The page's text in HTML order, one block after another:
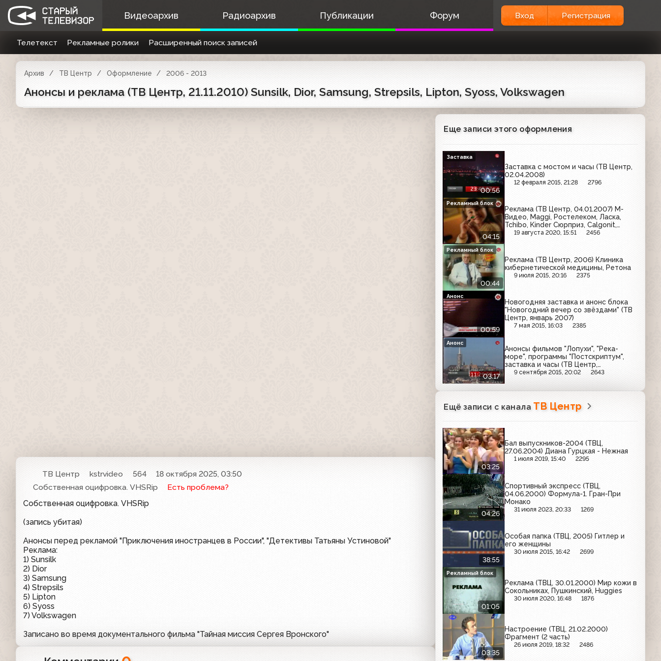
Видеоархив Радиоархив Публикации Форум Вход Регистрация
Телетекст Рекламные ролики Расширенный поиск записей
Архив ТВ Центр Оформление 2006 - 2013
Анонсы и реклама (ТВ Центр, 21.11.2010) Sunsilk, Dior, Samsung, Strepsils, Lipton, Syoss, Volkswagen
ТВ Центр kstrvideo 564
18 октября 2025, 03:50
Собственная оцифровка. VHSRip
Есть проблема?
Собственная оцифровка. VHSRip
(запись убитая)
Анонсы перед рекламой "Приключения иностранцев в России", "Детективы Татьяны Устиновой"
Реклама:
1) Sunsilk
2) Dior
3) Samsung
4) Strepsils
5) Lipton
6) Syoss
7) Volkswagen
Записано во время документального фильма "Тайная миссия Сергея Вронского"
Еще записи этого оформления
00:56
Заставка с мостом и часы (ТВ Центр,
02.04.2008)
12 февраля 2015, 21:28 2796
Заставка
04:15
Реклама (ТВ Центр, 04.01.2007) М-
Видео, Maggi, Ростелеком, Ласка,
Tchibo, Kinder Сюрприз, Calgonit,
Maybelline, Domestos, Импаза, Наши
19 августа 2020, 15:51 2456
Рекламный блок
00:44
Реклама (ТВ Центр, 2006) Клиника
кибернетической медицины, Ретона
9 июля 2015, 20:16 2375
Рекламный блок
00:59
Новогодняя заставка и анонс блока
"Новогодний вечер со звёздами" (ТВ
Центр, январь 2007)
7 мая 2015, 16:03 2385
Анонс
03:17
Анонсы фильмов "Лопухи", "Река-
море", программы "Постскриптум",
заставка и часы (ТВ Центр,
26.01.2008)
9 сентября 2015, 20:02 2643
Анонс
Ещё записи с канала ТВ Центр
03:25
Бал выпускников-2004 (ТВЦ,
27.06.2004) Диана Гурцкая - Нежная
1 июля 2019, 15:40 2295
04:26
Спортивный экспресс (ТВЦ,
04.06.2000) Формула-1. Гран-При
Монако
31 июля 2023, 20:33 1269
38:55
Особая папка (ТВЦ, 2005) Гитлер и
его женщины
30 июля 2015, 16:42 2699
01:05
Реклама (ТВЦ, 30.01.2000) Мир кожи в
Сокольниках, Пушкинский, Huggies
30 июля 2020, 16:48 1876
Рекламный блок
03:35
Настроение (ТВЦ, 21.02.2000)
Фрагмент (2 часть)
26 июля 2019, 18:32 2486